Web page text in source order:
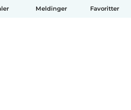
Meldinger Favoritter